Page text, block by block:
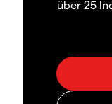
über 25